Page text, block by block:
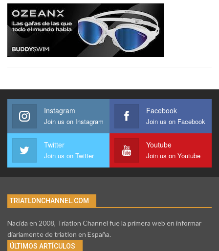
Instagram
Join us on Instagram
Facebook
Join us on Facebook
Twitter
Join us on Twitter
Youtube
Join us on Youtube
TRIATLONCHANNEL.COM
Nacida en 2008, Triatlon Channel fue la primera web en informar
diariamente de triatlon en España.
ÚLTIMOS ARTÍCULOS